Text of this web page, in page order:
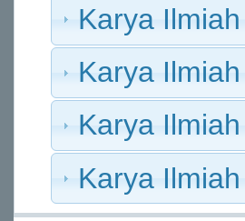
Karya
Karya
Karya
Karya